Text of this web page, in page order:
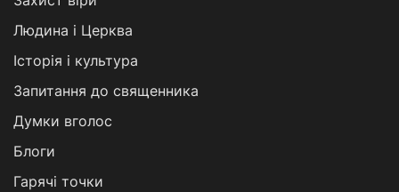
Людина і Церква
Історія і культура
Запитання до священника
Думки вголос
Блоги
Гарячі точки